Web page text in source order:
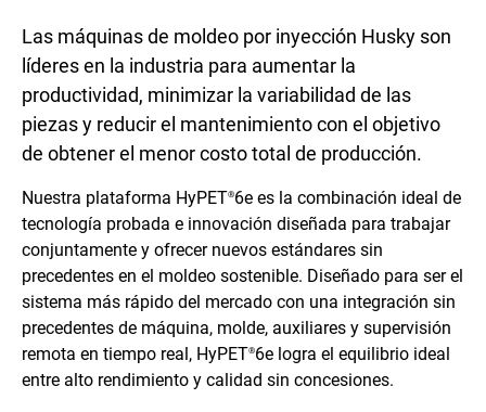
Las máquinas de moldeo por inyección Husky son
líderes en la industria para aumentar la
productividad, minimizar la variabilidad de las
piezas y reducir el mantenimiento con el objetivo
de obtener el menor costo total de producción.
Nuestra plataforma HyPET®6e es la combinación ideal de
tecnología probada e innovación diseñada para trabajar
conjuntamente y ofrecer nuevos estándares sin
precedentes en el moldeo sostenible. Diseñado para ser el
sistema más rápido del mercado con una integración sin
precedentes de máquina, molde, auxiliares y supervisión
remota en tiempo real, HyPET®6e logra el equilibrio ideal
entre alto rendimiento y calidad sin concesiones.